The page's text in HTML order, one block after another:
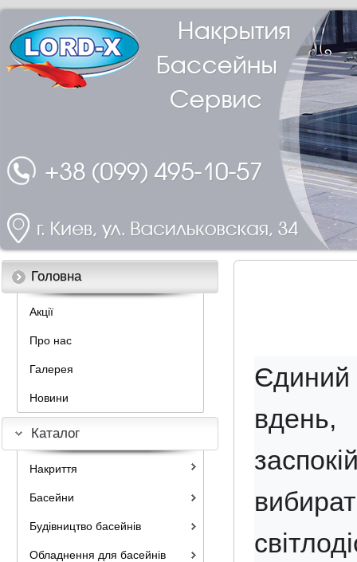
Головна
Акції
Про нас
Галерея
Новини
Каталог
Накриття
Басейни
Будівництво басейнів
Обладнення для басейнів
Єдиний
вдень,